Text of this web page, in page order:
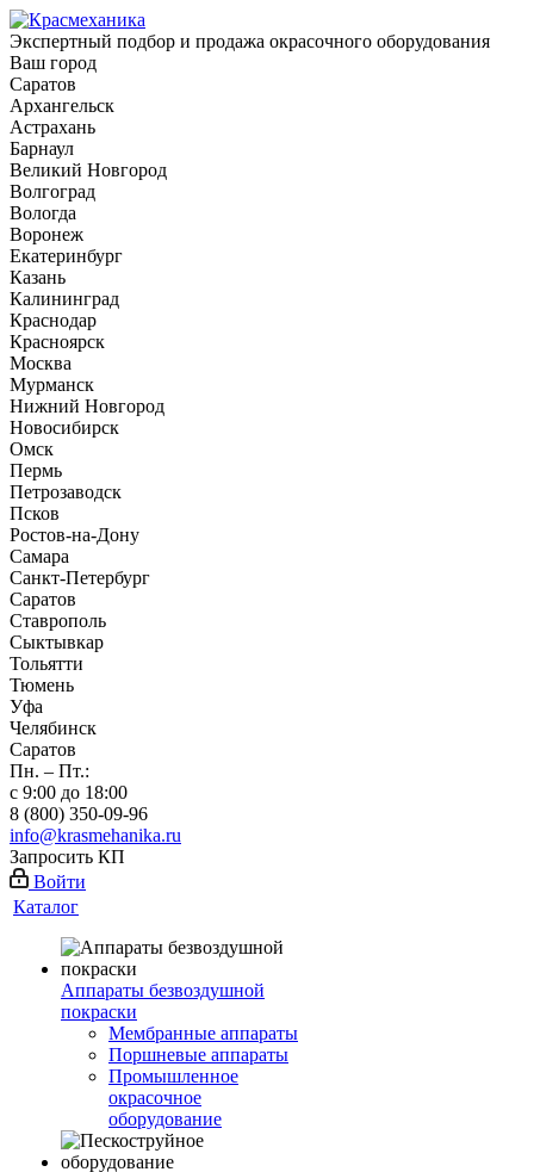
Экспертный подбор и продажа окрасочного оборудования
Ваш город
Саратов
Архангельск
Астрахань
Барнаул
Великий Новгород
Волгоград
Вологда
Воронеж
Екатеринбург
Казань
Калининград
Краснодар
Красноярск
Москва
Мурманск
Нижний Новгород
Новосибирск
Омск
Пермь
Петрозаводск
Псков
Ростов-на-Дону
Самара
Санкт-Петербург
Саратов
Ставрополь
Сыктывкар
Тольятти
Тюмень
Уфа
Челябинск
Саратов
Пн. – Пт.:
с 9:00 до 18:00
8 (800) 350-09-96
info@krasmehanika.ru
Запросить КП
Войти
Каталог
Аппараты безвоздушной
покраски
Мембранные аппараты
Поршневые аппараты
Промышленное
окрасочное
оборудование